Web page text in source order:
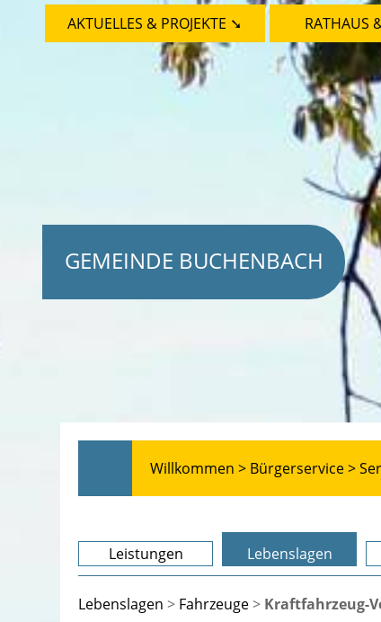
GEMEINDE BUCHENBACH
AKTUELLES & PROJEKTE ➘ RATHAUS
Willkommen > Bürgerservice >
Leistungen Lebenslagen
Lebenslagen > Fahrzeuge> Kraftfahrzeug-